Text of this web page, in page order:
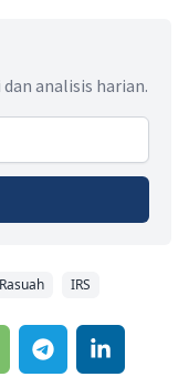
analisis harian.
IRS